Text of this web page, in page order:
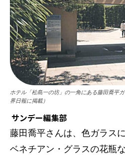
ホテル「松島一の坊」の一角にある藤田喬平
界日報に掲載）
サンデー編集部
藤田喬平さんは、色ガラス
ベネチアン・グラスの花瓶